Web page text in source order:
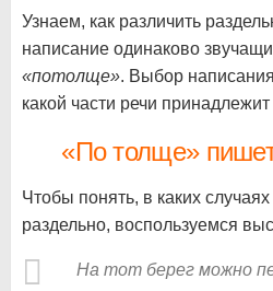
Узнаем, как различить
написание одинаково
«потолще». Выбор написания
какой части речи принадлежит
«По толще»
Чтобы понять, в каких
раздельно, воспользуемся
На тот берег можно